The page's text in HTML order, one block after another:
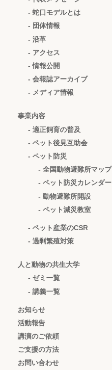
- 蛇口モデルとは
- 団体情報
- 沿革
- アクセス
- 情報公開
- 会報誌アーカイブ
- メディア情報
事業内容
- 適正飼育の普及
- ペット後見互助会
- ペット防災
- 全国動物避難所マップ
- ペット防災カレンダー
- 動物避難所開設
- ペット減災教室
- ペット産業のCSR
- 過剰繁殖対策
人と動物の共生大学
- ゼミ一覧
- 講義一覧
お知らせ
活動報告
講演のご依頼
ご支援の方法
お問い合わせ